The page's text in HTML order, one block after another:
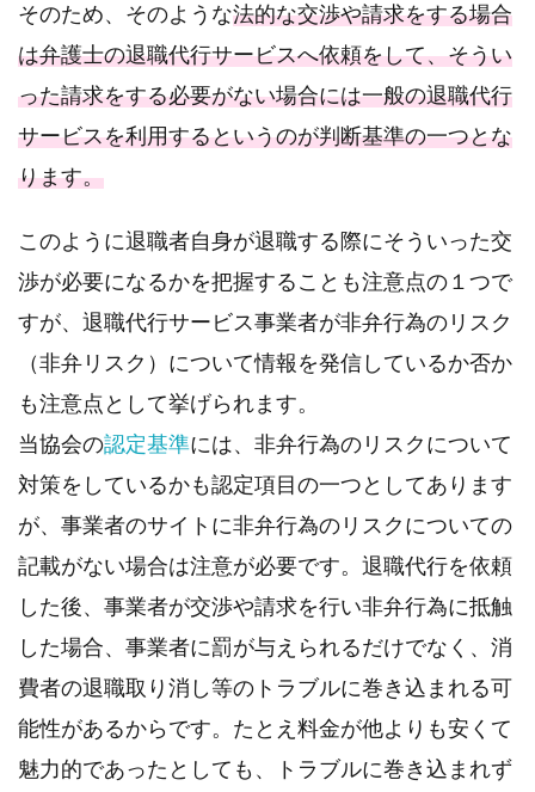
そのため、そのような法的な交渉や請求をする場合
は弁護士の退職代行サービスへ依頼をして、そうい
った請求をする必要がない場合には一般の退職代行
サービスを利用するというのが判断基準の一つとな
ります。
このように退職者自身が退職する際にそういった交
渉が必要になるかを把握することも注意点の１つで
すが、退職代行サービス事業者が非弁行為のリスク
（非弁リスク）について情報を発信しているか否か
も注意点として挙げられます。
当協会の認定基準には、非弁行為のリスクについて
対策をしているかも認定項目の一つとしてあります
が、事業者のサイトに非弁行為のリスクについての
記載がない場合は注意が必要です。退職代行を依頼
した後、事業者が交渉や請求を行い非弁行為に抵触
した場合、事業者に罰が与えられるだけでなく、消
費者の退職取り消し等のトラブルに巻き込まれる可
能性があるからです。たとえ料金が他よりも安くて
魅力的であったとしても、トラブルに巻き込まれず